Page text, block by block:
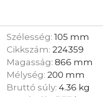
Szélesség:105 mm
Cikkszám: 224359
Magasság:866 mm
Mélység: 200 mm
Bruttó súly:4.36 kg